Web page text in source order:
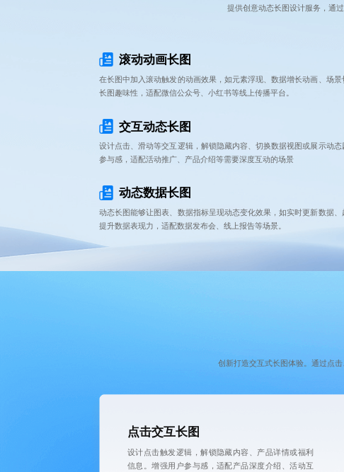
提供创意动态长图设计服务，通
在长图中加入滚动触发的动画效果，如元素浮现、数据增长动画、场景
长图趣味性，适配微信公众号、小红书等线上传播平台。
滚动动画长图
设计点击、滑动等交互逻辑，解锁隐藏内容、切换数据视图或展示动态
参与感，适配活动推广、产品介绍等需要深度互动的场景
交互动态长图
动态数据长图
动态长图能够让图表、数据指标呈现动态变化效果，如实时更新数据、
提升数据表现力，适配数据发布会、线上报告等场景。
创新打造交互式长图体验。通过点
点击交互长图
设计点击触发逻辑，解锁隐藏内容、产品详情或福利
信息。增强用户参与感，适配产品深度介绍、活动互